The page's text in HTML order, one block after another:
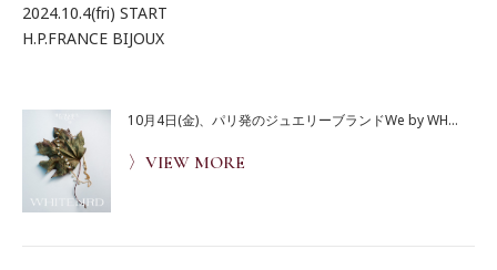
2024.10.4(fri) START
H.P.FRANCE BIJOUX
10月4日(金)、パリ発のジュエリーブランドWe by WH...
〉VIEW MORE